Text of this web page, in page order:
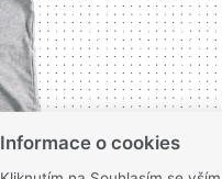
Informace o cookies